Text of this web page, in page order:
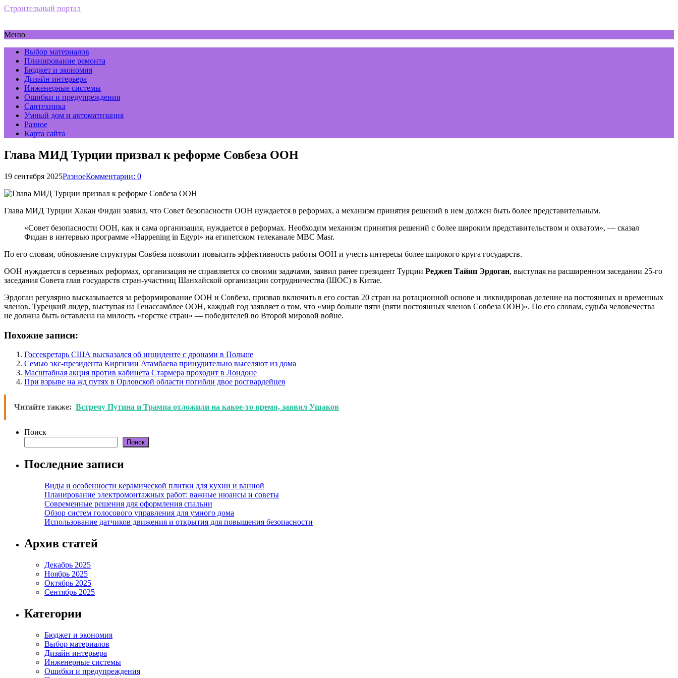
Строительный портал
Меню
Выбор материалов
Планирование ремонта
Бюджет и экономия
Дизайн интерьера
Инженерные системы
Ошибки и предупреждения
Сантехника
Умный дом и автоматизация
Разное
Карта сайта
Глава МИД Турции призвал к реформе Совбеза ООН
19 сентября 2025РазноеКомментарии: 0
Глава МИД Турции Хакан Фидан заявил, что Совет безопасности ООН нуждается в реформах, а механизм принятия решений в нем должен быть более представительным.
«Совет безопасности ООН, как и сама организация, нуждается в реформах. Необходим механизм принятия решений с более широким представительством и охватом», — сказал
Фидан в интервью программе «Happening in Egypt» на египетском телеканале MBC Masr.
По его словам, обновление структуры Совбеза позволит повысить эффективность работы ООН и учесть интересы более широкого круга государств.
ООН нуждается в серьезных реформах, организация не справляется со своими задачами, заявил ранее президент Турции Реджеп Тайип Эрдоган, выступая на расширенном заседании 25-го
заседания Совета глав государств стран-участниц Шанхайской организации сотрудничества (ШОС) в Китае.
Эрдоган регулярно высказывается за реформирование ООН и Совбеза, призвав включить в его состав 20 стран на ротационной основе и ликвидировав деление на постоянных и временных
членов. Турецкий лидер, выступая на Генассамблее ООН, каждый год заявляет о том, что «мир больше пяти (пяти постоянных членов Совбеза ООН)». По его словам, судьба человечества
не должна быть оставлена на милость «горстке стран» — победителей во Второй мировой войне.
Похожие записи:
Госсекретарь США высказался об инциденте с дронами в Польше
Семью экс-президента Киргизии Атамбаева принудительно выселяют из дома
Масштабная акция против кабинета Стармера проходит в Лондоне
При взрыве на жд путях в Орловской области погибли двое росгвардейцев
Читайте также: Встречу Путина и Трампа отложили на какое-то время, заявил Ушаков
Поиск
Поиск
Последние записи
Виды и особенности керамической плитки для кухни и ванной
Планирование электромонтажных работ: важные нюансы и советы
Современные решения для оформления спальни
Обзор систем голосового управления для умного дома
Использование датчиков движения и открытия для повышения безопасности
Архив статей
Декабрь 2025
Ноябрь 2025
Октябрь 2025
Сентябрь 2025
Категории
Бюджет и экономия
Выбор материалов
Дизайн интерьера
Инженерные системы
Ошибки и предупреждения